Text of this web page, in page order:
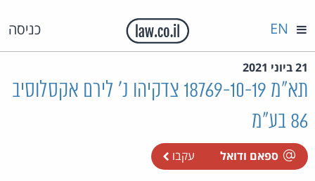
כניסה EN
21 ביוני 2021
תא"מ 18769-10-19 צדקיהו נ' לירם אקסלוסיב
86 בע"מ
ספאם ודואל עקבו